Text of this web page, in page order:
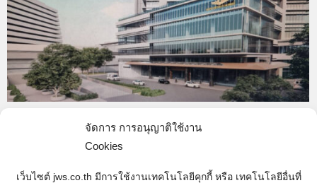
จัดการ การอนุญาติใช้งาน
Cookies
เว็บไซต์ jws.co.th มีการใช้งานเทคโนโลยีคุกกี้ หรือ เทคโนโลยีอื่นที่
Hospital-Active By
อาคารโรคหัวใจ รพ.ภูมิพลฯ